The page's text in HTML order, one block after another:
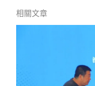
相關文章